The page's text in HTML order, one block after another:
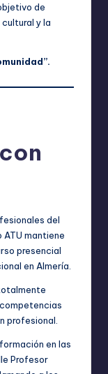
de
y la
del
mantiene
presencial
en Almería.
profesional.
en las
Profesor